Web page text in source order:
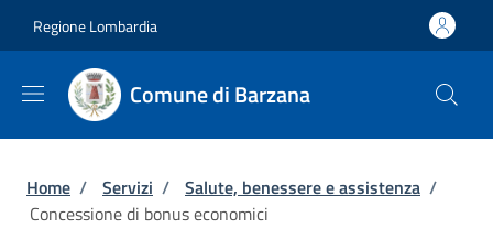
Regione Lombardia
Comune di Barzana
Briciole di pane
Home / Servizi / Salute, benessere e assistenza /
Concessione di bonus economici